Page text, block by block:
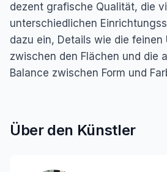
dezent grafische Qualität, die
unterschiedlichen
dazu ein, Details wie die feinen
zwischen den Flächen und die
Balance zwischen Form und
Über den Künstler